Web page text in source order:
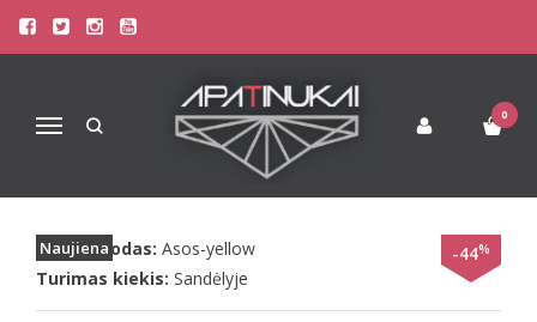
Navigacija
0
Pagrindinis
Paplūdimio Apranga
Maudymosi Kostiumėliai / Maudymukai
ASOS 38(M) DYDŽIO GELTONOS
SPALVOS MAUDYMUKO LIEMENĖLĖ
Naujiena -44%
Prekės kodas: Asos-yellow
Turimas kiekis: Sandėlyje